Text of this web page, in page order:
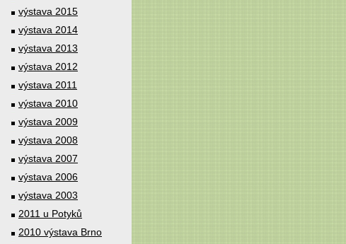
výstava 2015
výstava 2014
výstava 2013
výstava 2012
výstava 2011
výstava 2010
výstava 2009
výstava 2008
výstava 2007
výstava 2006
výstava 2003
2011 u Potyků
2010 výstava Brno